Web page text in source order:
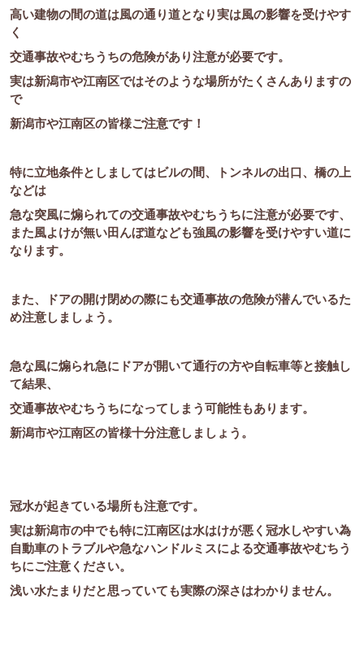
高い建物の間の道は風の通り道となり実は風の影響を受けやす
く
交通事故やむちうちの危険があり注意が必要です。
実は新潟市や江南区ではそのような場所がたくさんありますの
で
新潟市や江南区の皆様ご注意です！
特に立地条件としましてはビルの間、トンネルの出口、橋の上
などは
急な突風に煽られての交通事故やむちうちに注意が必要です、
また風よけが無い田んぼ道なども強風の影響を受けやすい道に
なります。
また、ドアの開け閉めの際にも交通事故の危険が潜んでいるた
め注意しましょう。
急な風に煽られ急にドアが開いて通行の方や自転車等と接触し
て結果、
交通事故やむちうちになってしまう可能性もあります。
新潟市や江南区の皆様十分注意しましょう。
冠水が起きている場所も注意です。
実は新潟市の中でも特に江南区は水はけが悪く冠水しやすい為
自動車のトラブルや急なハンドルミスによる交通事故やむちう
ちにご注意ください。
浅い水たまりだと思っていても実際の深さはわかりません。